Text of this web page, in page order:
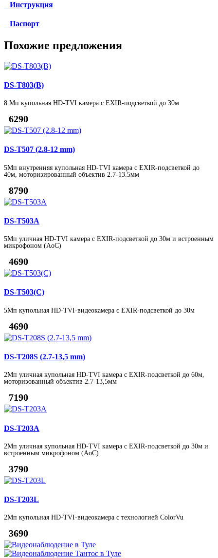
Инструкция
Паспорт
Похожие предложения
DS-T803(B)
8 Мп купольная HD-TVI камера с EXIR-подсветкой до 30м
6290
DS-T507 (2.8-12 mm)
5Мп внутренняя купольная HD-TVI камера с EXIR-подсветкой до
40м, моторизированный объектив 2.7-13.5мм
8790
DS-T503A
5Мп уличная HD-TVI камера с EXIR-подсветкой до 30м и встроенным
микрофоном (AoC)
4690
DS-T503(C)
5Мп купольная HD-TVI-видеокамера с EXIR-подсветкой до 30м
4690
DS-T208S (2.7-13,5 mm)
2Мп уличная купольная HD-TVI камера с EXIR-подсветкой до 60м,
моторизованный объектив 2.7-13,5мм
7190
DS-T203A
2Мп уличная купольная HD-TVI камера с EXIR-подсветкой до 30м и
встроенным микрофоном (AoC)
3790
DS-T203L
2Мп купольная HD-TVI-видеокамера с технологией ColorVu
3690